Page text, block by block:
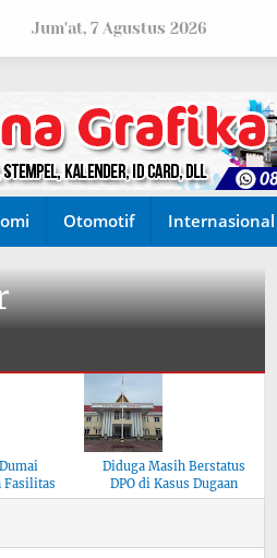
Jum'at, 7 Agustus 2026
Otomotif Internasional
Fasilitas
Arus
Diduga Masih Berstatus
DPO di Kasus Dugaan
Pemalsuan Paspor, Polres